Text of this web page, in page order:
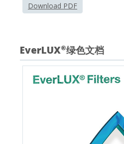
Download PDF
EverLUX®绿色文档